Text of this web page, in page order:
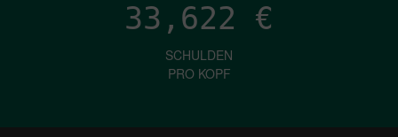
33,622 €
SCHULDEN
PRO KOPF